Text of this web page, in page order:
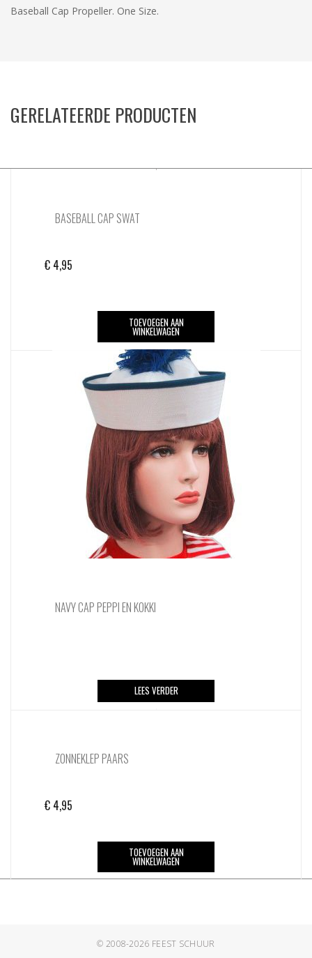
Baseball Cap Propeller. One Size.
GERELATEERDE PRODUCTEN
BASEBALL CAP SWAT
€ 4,95
TOEVOEGEN AAN
WINKELWAGEN
NAVY CAP PEPPI EN KOKKI
LEES VERDER
ZONNEKLEP PAARS
€ 4,95
TOEVOEGEN AAN
WINKELWAGEN
© 2008-2026 FEEST SCHUUR